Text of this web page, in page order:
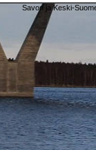
Savon ja Keski-